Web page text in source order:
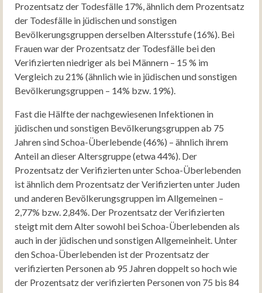
Prozentsatz der Todesfälle 17%, ähnlich dem Prozentsatz
der Todesfälle in jüdischen und sonstigen
Bevölkerungsgruppen derselben Altersstufe (16%). Bei
Frauen war der Prozentsatz der Todesfälle bei den
Verifizierten niedriger als bei Männern – 15 % im
Vergleich zu 21% (ähnlich wie in jüdischen und sonstigen
Bevölkerungsgruppen – 14% bzw. 19%).
Fast die Hälfte der nachgewiesenen Infektionen in
jüdischen und sonstigen Bevölkerungsgruppen ab 75
Jahren sind Schoa-Überlebende (46%) – ähnlich ihrem
Anteil an dieser Altersgruppe (etwa 44%). Der
Prozentsatz der Verifizierten unter Schoa-Überlebenden
ist ähnlich dem Prozentsatz der Verifizierten unter Juden
und anderen Bevölkerungsgruppen im Allgemeinen –
2,77% bzw. 2,84%. Der Prozentsatz der Verifizierten
steigt mit dem Alter sowohl bei Schoa-Überlebenden als
auch in der jüdischen und sonstigen Allgemeinheit. Unter
den Schoa-Überlebenden ist der Prozentsatz der
verifizierten Personen ab 95 Jahren doppelt so hoch wie
der Prozentsatz der verifizierten Personen von 75 bis 84